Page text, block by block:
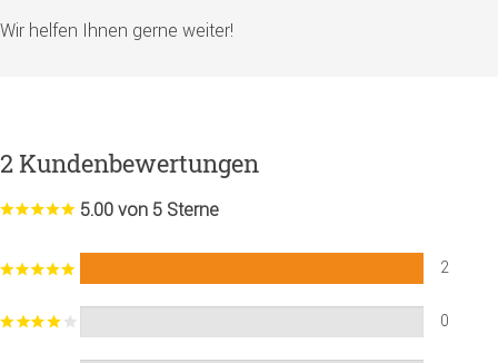
Wir helfen Ihnen gerne weiter!
2 Kundenbewertungen
5.00 von 5 Sterne
2
0